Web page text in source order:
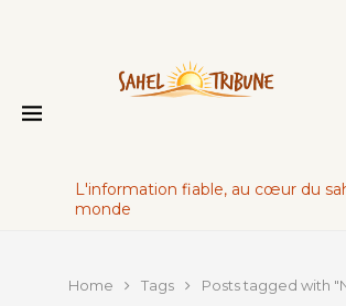
L'information fiable, au cœur du
monde
Home Tags Posts tagged with